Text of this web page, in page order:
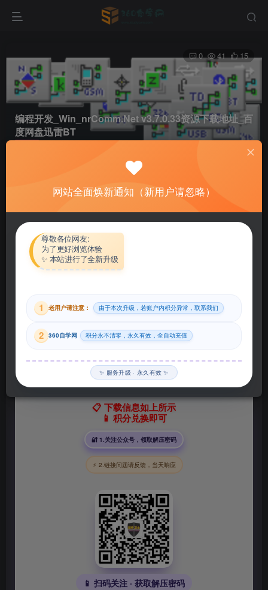
编程开发_Win_nrComm.Net v3.7.0.33资源下载地址_百
度网盘迅雷BT
0 41 15
热心网友 关注
此内容为付费资源，请付费后查看
29积分
付费资源
📋 下载信息如上所示
📱 积分兑换即可
🔐 1.关注公众号，领取解压密码
⚡ 2.链接问题请反馈，当天响应
📱 扫码关注 · 获取解压密码
网站全面焕新通知（新用户请忽略）
尊敬各位网友:
为了更好浏览体验
✨ 本站进行了全新升级
1 老用户请注意： 由于本次升级，若账户内积分异常，联系我们
2 360自学网 积分永不清零，永久有效，全自动充值
✨ 服务升级 · 永久有效 ✨